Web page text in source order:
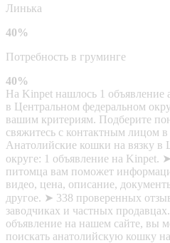
Линька
40%
Потребность в груминге
40%
На Kinpet нашлось 1 объявление
в Центральном федеральном
вашим критериям. Подберите
свяжитесь с контактным лицом в
Анатолийские кошки на вязку в
округе: 1 объявление на Kinpet.
питомца вам поможет
видео, цена, описание,
другое. ➤ 338 проверенных
заводчиках и частных
объявление на нашем сайте, вы
поискать анатолийскую кошку